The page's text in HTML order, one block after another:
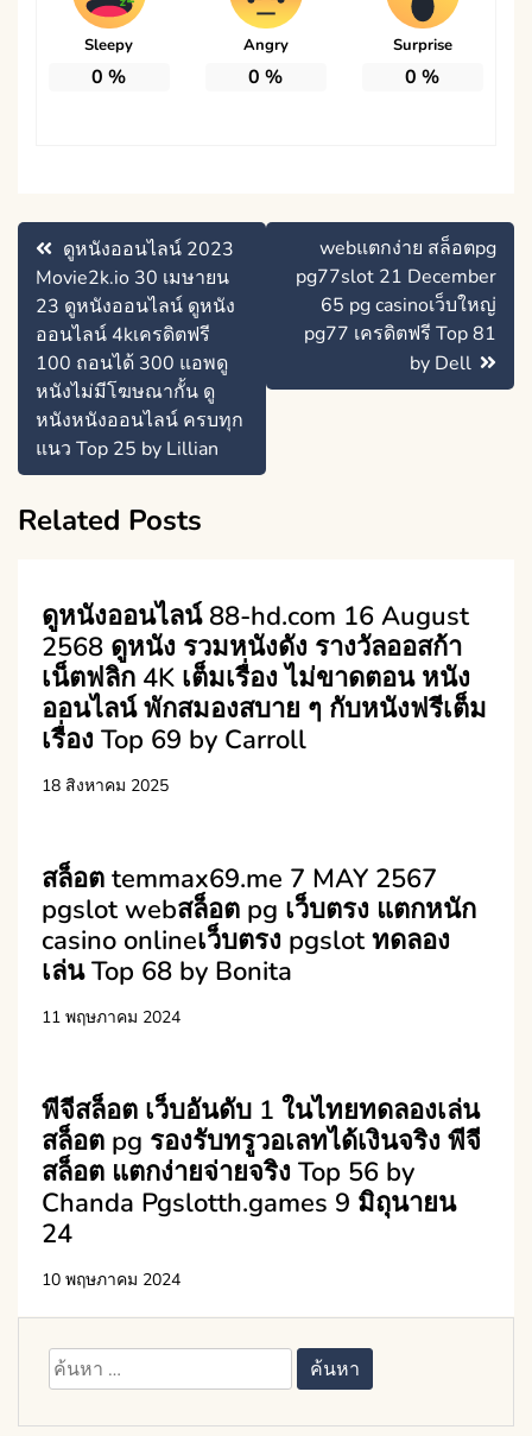
Sleepy
0 %
Angry
0 %
Surprise
0 %
แนะแนว
เรื่อง
ดูหนังออนไลน์ 2023
Movie2k.io 30 เมษายน
23 ดูหนังออนไลน์ ดูหนัง
ออนไลน์ 4kเครดิตฟรี
100 ถอนได้ 300 แอพดู
หนังไม่มีโฆษณากั้น ดู
หนังหนังออนไลน์ ครบทุก
แนว Top 25 by Lillian
webแตกง่าย สล็อตpg
pg77slot 21 December
65 pg casinoเว็บใหญ่
pg77 เครดิตฟรี Top 81
by Dell
Related Posts
ดูหนังออนไลน์ 88-hd.com 16 August
2568 ดูหนัง รวมหนังดัง รางวัลออสก้า
เน็ตฟลิก 4K เต็มเรื่อง ไม่ขาดตอน หนัง
ออนไลน์ พักสมองสบาย ๆ กับหนังฟรีเต็ม
เรื่อง Top 69 by Carroll
18 สิงหาคม 2025
สล็อต temmax69.me 7 MAY 2567
pgslot webสล็อต pg เว็บตรง แตกหนัก
casino onlineเว็บตรง pgslot ทดลอง
เล่น Top 68 by Bonita
11 พฤษภาคม 2024
พีจีสล็อต เว็บอันดับ 1 ในไทยทดลองเล่น
สล็อต pg รองรับทรูวอเลทได้เงินจริง พีจี
สล็อต แตกง่ายจ่ายจริง Top 56 by
Chanda Pgslotth.games 9 มิถุนายน
24
10 พฤษภาคม 2024
ค้นหา
สำหรับ: